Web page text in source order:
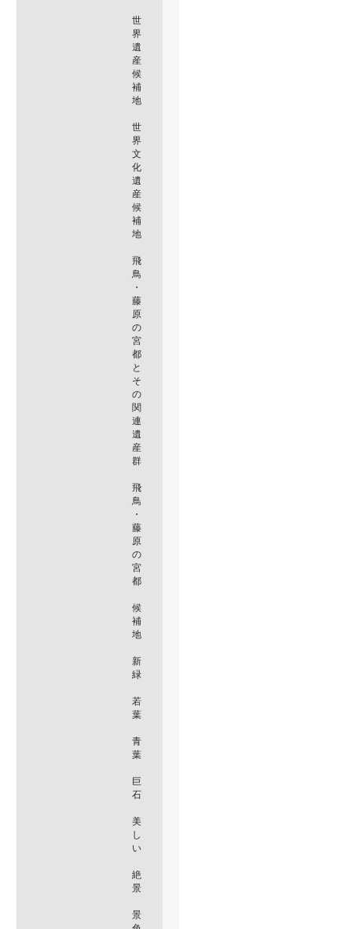
世
界
遺
産
候
補
地
世
界
文
化
遺
産
候
補
地
飛
鳥
・
藤
原
の
宮
都
と
そ
の
関
連
遺
産
群
飛
鳥
・
藤
原
の
宮
都
候
補
地
新
緑
若
葉
青
葉
巨
石
美
し
い
絶
景
景